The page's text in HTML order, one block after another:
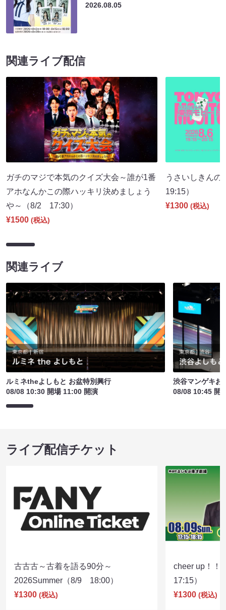
2026.08.05
関連ライブ配信
ガチのマジで本気のクイズ大会～誰が1番
アホなんかこの際ハッキリ決めましょう
や～（8/2 17:30）
¥1500 (税込)
うさいしきん
19:15）
¥1300 (税込)
関連ライブ
ルミネtheよしもと お盆特別興行
08/08 10:30 開場 11:00 開演
渋谷マンゲキ
08/08 10:45 開
ライブ配信チケット
古古古～古着を語る90分～
2026Summer（8/9 18:00）
¥1300 (税込)
cheer up！
17:15）
¥1300 (税込)